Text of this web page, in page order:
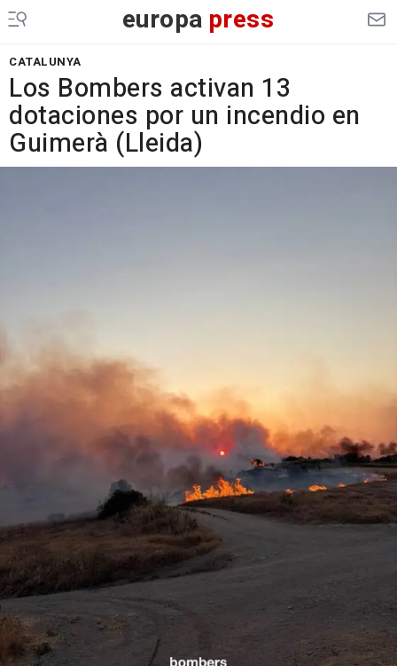
europa press
CATALUNYA
Los Bombers activan 13
dotaciones por un incendio en
Guimerà (Lleida)